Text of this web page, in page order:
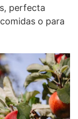
perfecta
o para